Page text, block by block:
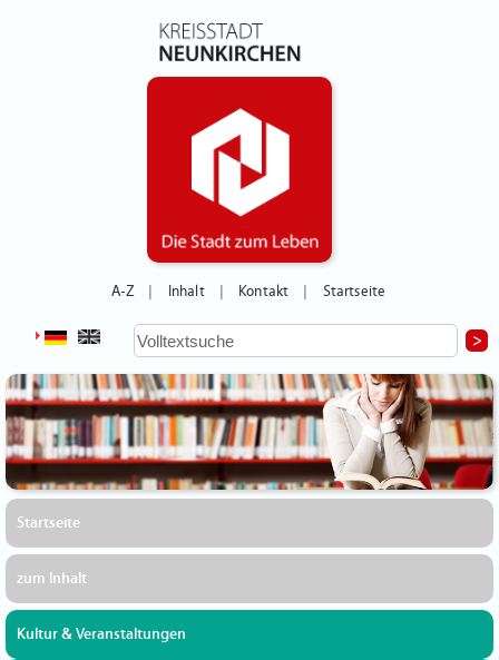
A-Z Inhalt Kontakt Startseite
Startseite
zum Inhalt
Kultur & Veranstaltungen